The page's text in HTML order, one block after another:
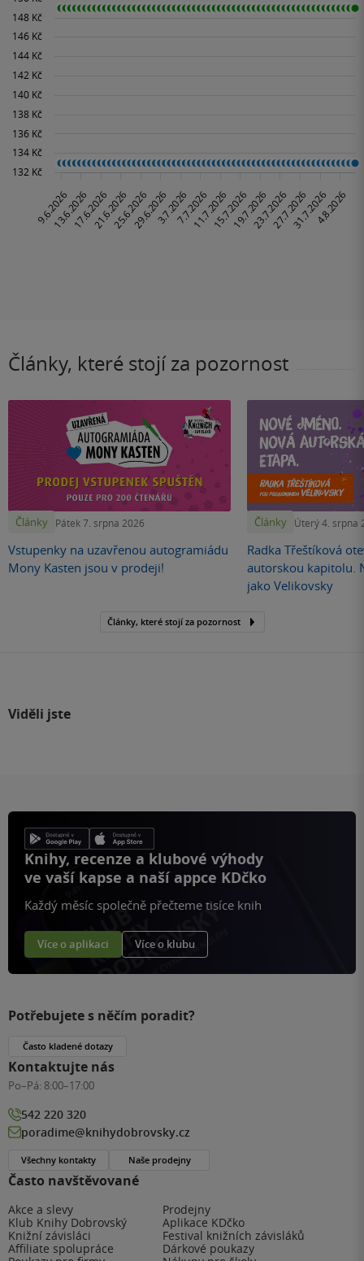
Články, které stojí za pozornost
Články Pátek 7. srpna 2026
Vstupenky na uzavřenou autogramiádu
Mony Kasten jsou v prodeji!
Články Úterý 4. srpna
Radka Třeštíková
autorskou kapitolu.
jako Velikovsky
Články, které stojí za pozornost
Viděli jste
Knihy, recenze a klubové výhody
ve vaší kapse a naší appce KDčko
Každý měsíc společně přečteme tisíce knih
Více o aplikaci Více o klubu
Často navštěvované
Akce a slevy
Prodejny
Klub Knihy Dobrovský
Aplikace KDčko
Knižní závisláci
Festival knižních závisláků
Affiliate spolupráce
Dárkové poukazy
Potřebujete s něčím poradit?
Často kladené dotazy
Kontaktujte nás
Po–Pá: 8:00–17:00
542 220 320
poradime@knihydobrovsky.cz
Všechny kontakty Naše prodejny